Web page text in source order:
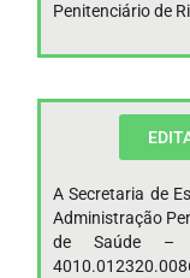
Penitenciário de
A Secretaria de
Administração
de Saúde –